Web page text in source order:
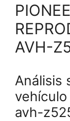
AVH-
Análisis
avh-